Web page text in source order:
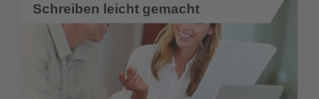
Schreiben leicht gemacht